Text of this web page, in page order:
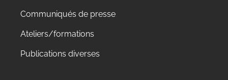
Communiqués de presse
Ateliers/formations
Publications diverses